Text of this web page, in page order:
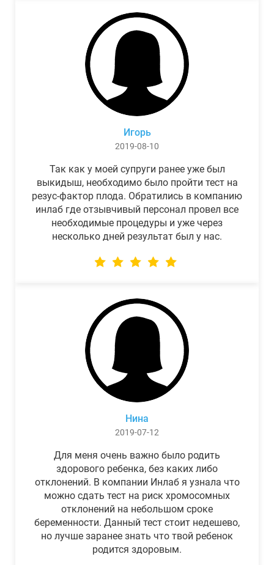
Игорь
2019-08-10
Так как у моей супруги ранее уже был
выкидыш, необходимо было пройти тест на
резус-фактор плода. Обратились в компанию
инлаб где отзывчивый персонал провел все
необходимые процедуры и уже через
несколько дней результат был у нас.
Нина
2019-07-12
Для меня очень важно было родить
здорового ребенка, без каких либо
отклонений. В компании Инлаб я узнала что
можно сдать тест на риск хромосомных
отклонений на небольшом сроке
беременности. Данный тест стоит недешево,
но лучше заранее знать что твой ребенок
родится здоровым.